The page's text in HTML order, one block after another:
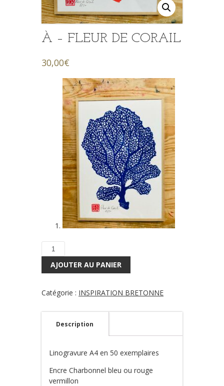
À – FLEUR DE CORAIL
30,00€
quantité
À
FLEUR
CORAIL
AJOUTER AU PANIER
Catégorie : INSPIRATION BRETONNE
Description
Linogravure A4 en 50 exemplaires
Encre Charbonnel bleu ou rouge
vermillon